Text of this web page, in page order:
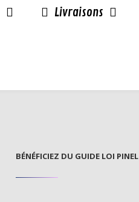
Livraisons
BÉNÉFICIEZ DU GUIDE LOI PINEL